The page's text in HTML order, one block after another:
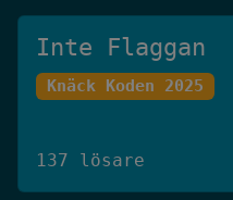
Inte Flaggan
Knäck Koden 2025
137 lösare